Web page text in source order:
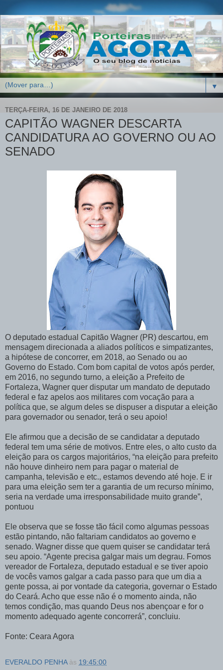
▼
TERÇA-FEIRA, 16 DE JANEIRO DE 2018
CAPITÃO WAGNER DESCARTA
CANDIDATURA AO GOVERNO OU AO
SENADO
O deputado estadual Capitão Wagner (PR) descartou, em
mensagem direcionada a aliados políticos e simpatizantes,
a hipótese de concorrer, em 2018, ao Senado ou ao
Governo do Estado. Com bom capital de votos após perder,
em 2016, no segundo turno, a eleição a Prefeito de
Fortaleza, Wagner quer disputar um mandato de deputado
federal e faz apelos aos militares com vocação para a
política que, se algum deles se dispuser a disputar a eleição
para governador ou senador, terá o seu apoio!
Ele afirmou que a decisão de se candidatar a deputado
federal tem uma série de motivos. Entre eles, o alto custo da
eleição para os cargos majoritários, “na eleição para prefeito
não houve dinheiro nem para pagar o material de
campanha, televisão e etc., estamos devendo até hoje. E ir
para uma eleição sem ter a garantia de um recurso mínimo,
seria na verdade uma irresponsabilidade muito grande”,
pontuou
Ele observa que se fosse tão fácil como algumas pessoas
estão pintando, não faltariam candidatos ao governo e
senado. Wagner disse que quem quiser se candidatar terá
seu apoio. “Agente precisa galgar mais um degrau. Fomos
vereador de Fortaleza, deputado estadual e se tiver apoio
de vocês vamos galgar a cada passo para que um dia a
gente possa, ai por vontade da categoria, governar o Estado
do Ceará. Acho que esse não é o momento ainda, não
temos condição, mas quando Deus nos abençoar e for o
momento adequado agente concorrerá”, concluiu.
Fonte: Ceara Agora
EVERALDO PENHA às 19:45:00